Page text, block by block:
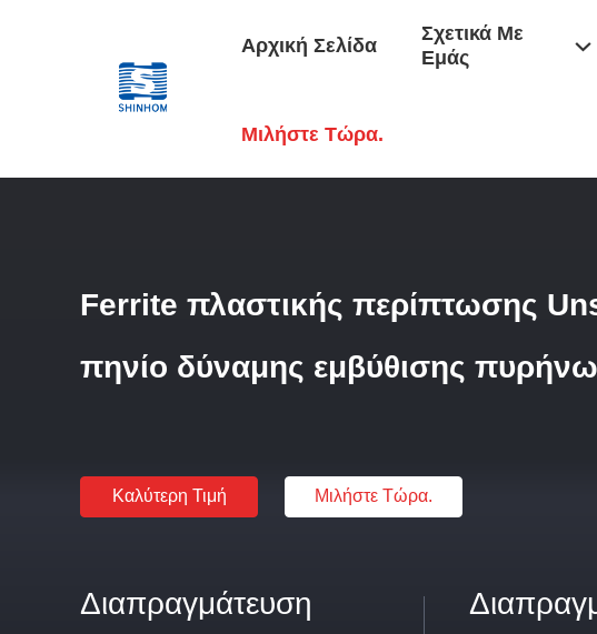
Αρχική Σελίδα
Σχετικά Με
Εμάς
Μιλήστε Τώρα.
Ferrite πλαστικής περίπτωσης
πηνίο δύναμης εμβύθισης
Καλύτερη Τιμή Μιλήστε Τώρα.
Διαπραγμάτευση